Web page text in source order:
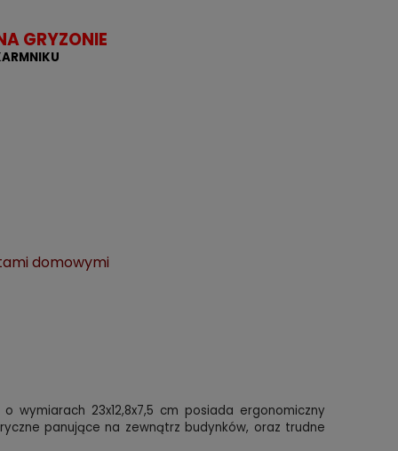
GRYZONIE
domowymi
wymiarach 23x12,8x7,5 cm posiada ergonomiczny
panujące na zewnątrz budynków, oraz trudne